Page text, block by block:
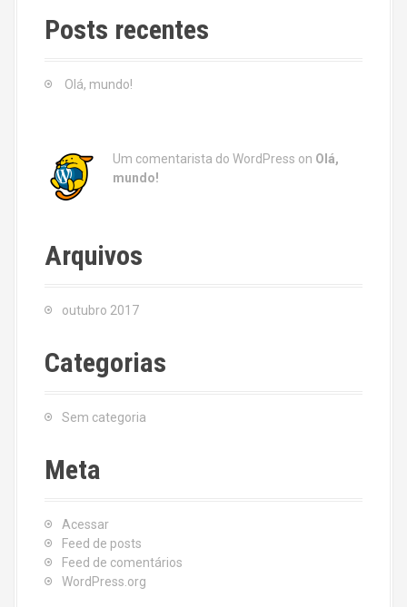
c
h
Posts recentes
Olá, mundo!
Um comentarista do WordPress on Olá,
mundo!
Arquivos
outubro 2017
Categorias
Sem categoria
Meta
Acessar
Feed de posts
Feed de comentários
WordPress.org